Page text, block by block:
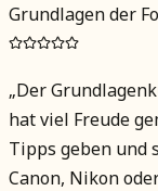
Grundlagen der
„Der
hat viel Freude
Tipps geben und
Canon, Nikon